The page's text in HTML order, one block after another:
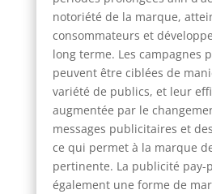
notoriété de la marque,
consommateurs et
long terme. Les campagnes
peuvent être ciblées de
variété de publics, et leur
augmentée par le
messages publicitaires et
ce qui permet à la marque
pertinente. La publicité pay-
également une forme de